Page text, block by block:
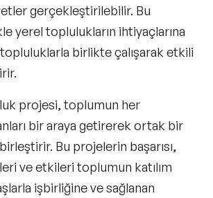
gerçekleştirilebilir. Bu
yerel toplulukların ihtiyaçlarına
birlikte çalışarak etkili
projesi, toplumun her
bir araya getirerek ortak bir
Bu projelerin başarısı,
ve etkileri toplumun katılım
işbirliğine ve sağlanan